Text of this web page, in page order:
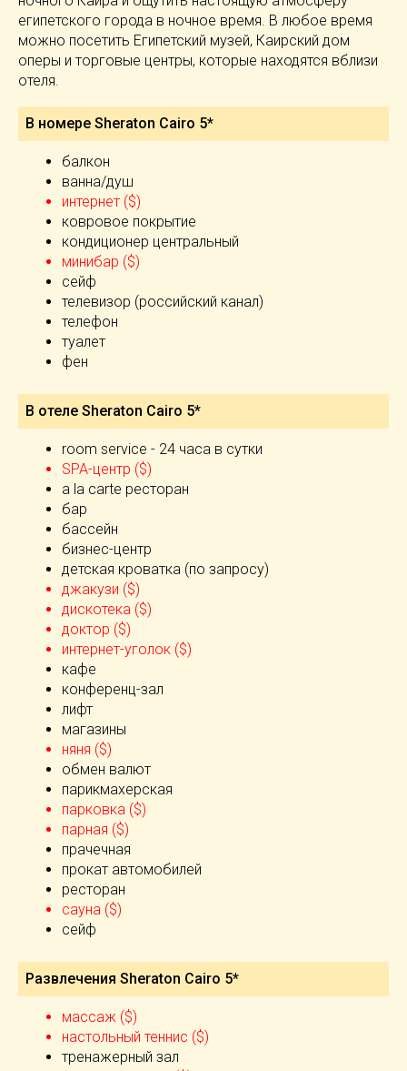
египетского города в ночное время. В любое время
можно посетить Египетский музей, Каирский дом
оперы и торговые центры, которые находятся вблизи
отеля.
В номере Sheraton Cairo 5*
балкон
ванна/душ
интернет ($)
ковровое покрытие
кондиционер центральный
минибар ($)
сейф
телевизор (российский канал)
телефон
туалет
фен
В отеле Sheraton Cairo 5*
room service - 24 часа в сутки
SPA-центр ($)
а la carte ресторан
бар
бассейн
бизнес-центр
детская кроватка (по запросу)
джакузи ($)
дискотека ($)
доктор ($)
интернет-уголок ($)
кафе
конференц-зал
лифт
магазины
няня ($)
обмен валют
парикмахерская
парковка ($)
парная ($)
прачечная
прокат автомобилей
ресторан
сауна ($)
сейф
Развлечения Sheraton Cairo 5*
массаж ($)
настольный теннис ($)
тренажерный зал